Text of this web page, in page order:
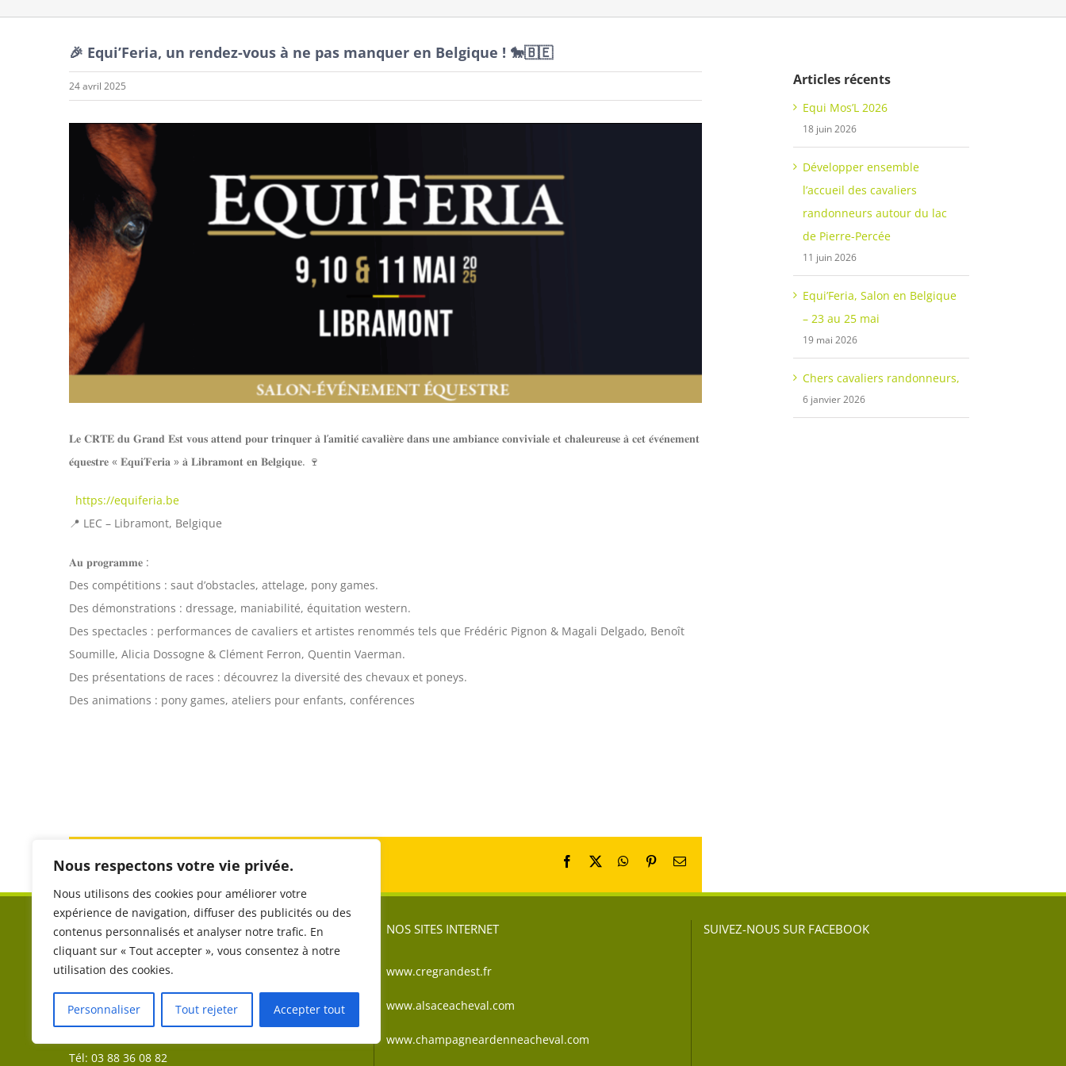
Nous respectons votre vie privée.
Nous utilisons des cookies pour améliorer votre
expérience de navigation, diffuser des publicités ou des
contenus personnalisés et analyser notre trafic. En
cliquant sur « Tout accepter », vous consentez à notre
utilisation des cookies.
Personnaliser Tout rejeter Accepter tout
🎉 Equi’Feria, un rendez-vous à ne pas manquer en Belgique ! 🐎🇧🇪
24 avril 2025
Voir
l'image
agrandie
𝐋𝐞 𝐂𝐑𝐓𝐄 𝐝𝐮 𝐆𝐫𝐚𝐧𝐝 𝐄𝐬𝐭 𝐯𝐨𝐮𝐬 𝐚𝐭𝐭𝐞𝐧𝐝 𝐩𝐨𝐮𝐫 𝐭𝐫𝐢𝐧𝐪𝐮𝐞𝐫 𝐚̀ 𝐥’𝐚𝐦𝐢𝐭𝐢𝐞́ 𝐜𝐚𝐯𝐚𝐥𝐢𝐞̀𝐫𝐞 𝐝𝐚𝐧𝐬 𝐮𝐧𝐞 𝐚𝐦𝐛𝐢𝐚𝐧𝐜𝐞 𝐜𝐨𝐧𝐯𝐢𝐯𝐢𝐚𝐥𝐞 𝐞𝐭 𝐜𝐡𝐚𝐥𝐞𝐮𝐫𝐞𝐮𝐬𝐞 𝐚̀ 𝐜𝐞𝐭 𝐞́𝐯𝐞́𝐧𝐞𝐦𝐞𝐧𝐭
𝐞́𝐪𝐮𝐞𝐬𝐭𝐫𝐞 « 𝐄𝐪𝐮𝐢’𝐅𝐞𝐫𝐢𝐚 » 𝐚̀ 𝐋𝐢𝐛𝐫𝐚𝐦𝐨𝐧𝐭 𝐞𝐧 𝐁𝐞𝐥𝐠𝐢𝐪𝐮𝐞. 🍷
https://equiferia.be
📍 LEC – Libramont, Belgique
𝐀𝐮 𝐩𝐫𝐨𝐠𝐫𝐚𝐦𝐦𝐞 :
Des compétitions : saut d’obstacles, attelage, pony games.
Des démonstrations : dressage, maniabilité, équitation western.
Des spectacles : performances de cavaliers et artistes renommés tels que Frédéric Pignon & Magali Delgado, Benoît
Soumille, Alicia Dossogne & Clément Ferron, Quentin Vaerman.
Des présentations de races : découvrez la diversité des chevaux et poneys.
Des animations : pony games, ateliers pour enfants, conférences
Partager sur les réseaux sociaux : Facebook
X WhatsApp
PinterestEmail
Articles récents
Equi Mos’L 2026
18 juin 2026
Développer ensemble
l’accueil des cavaliers
randonneurs autour du lac
de Pierre-Percée
11 juin 2026
Equi’Feria, Salon en Belgique
– 23 au 25 mai
19 mai 2026
Chers cavaliers randonneurs,
6 janvier 2026
COMITÉ RÉGIONAL DE TOURISME EQUESTRE DU
GRAND EST (CRTE)
Aéroparc 1
19 A rue Icare
Tél: 03 88 36 08 82
NOS SITES INTERNET
www.cregrandest.fr
www.alsaceacheval.com
www.champagneardenneacheval.com
SUIVEZ-NOUS SUR FACEBOOK